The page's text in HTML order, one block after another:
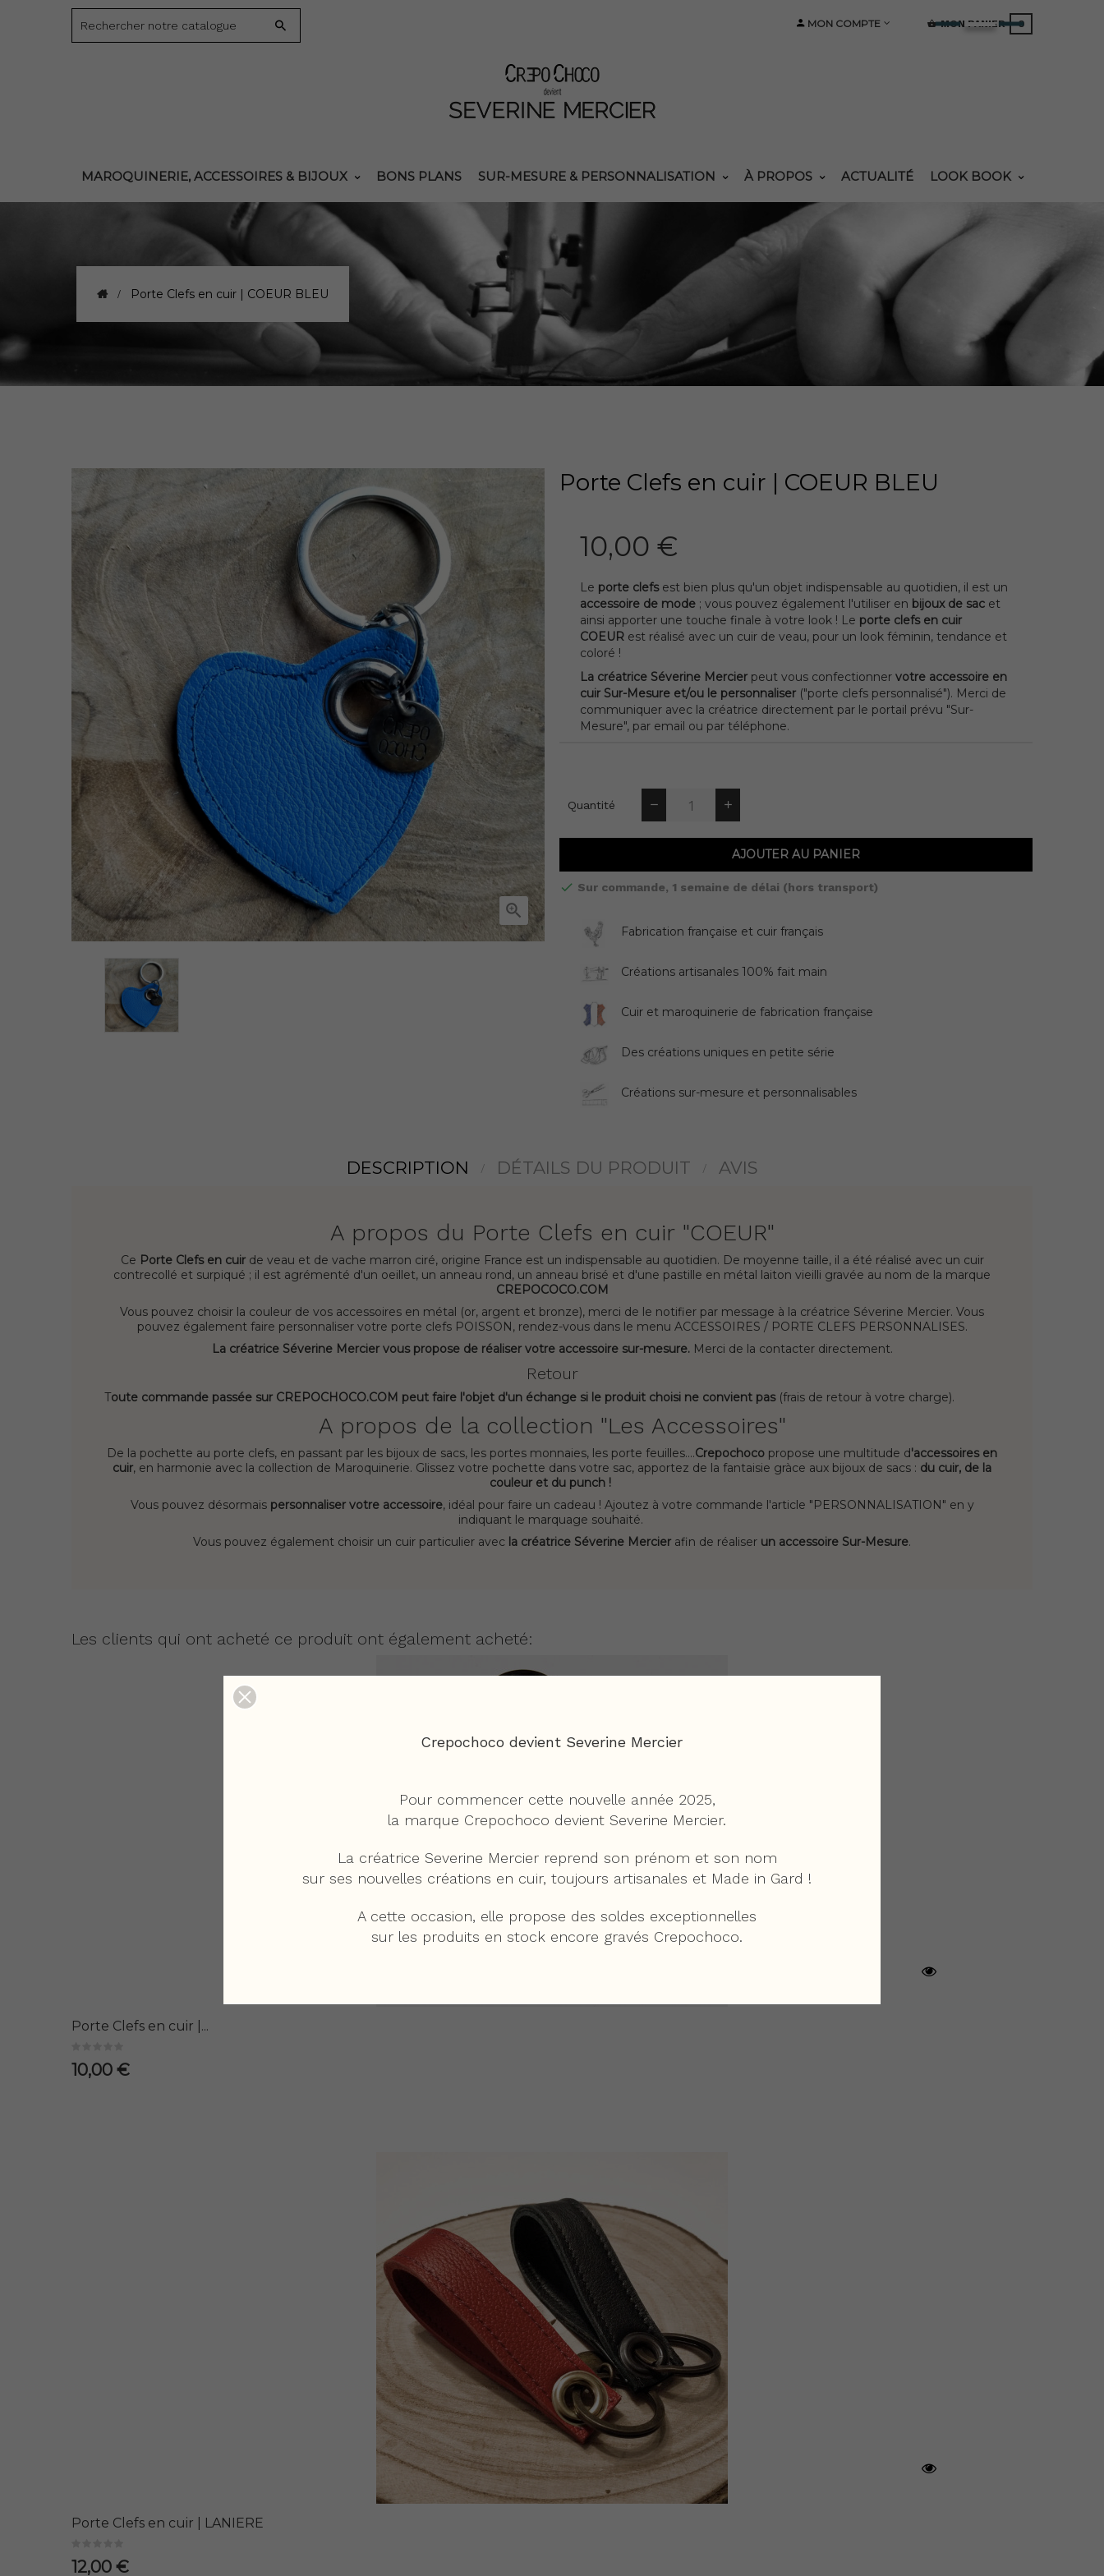
MON COMPTE MON PANIER 0
MAROQUINERIE, ACCESSOIRES & BIJOUX BONS PLANS SUR-MESURE & PERSONNALISATION À PROPOS ACTUALITÉ LOOK BOOK
Porte Clefs en cuir | COEUR BLEU

Porte Clefs en cuir | COEUR BLEU
10,00 €
Le porte clefsest bien plus qu'un objet indispensable au quotidien, il est un
accessoire de mode ; vous pouvez également l'utiliser en bijoux de sac et
ainsi apporter une touche finale à votre look ! Le porte clefs en cuir
COEUR est réalisé avec un cuir de veau, pour un look féminin, tendance et
coloré !
La créatrice Séverine Mercier peut vous confectionner votre accessoire en
cuir Sur-Mesure et/ou le personnaliser ("porte clefs personnalisé"). Merci de
communiquer avec la créatrice directement par le portail prévu "Sur-
Mesure", par email ou par téléphone.
Quantité
AJOUTER AU PANIER
Sur commande, 1 semaine de délai (hors transport)
Fabrication française et cuir français
Créations artisanales 100% fait main
Cuir et maroquinerie de fabrication française
Des créations uniques en petite série
Créations sur-mesure et personnalisables
DESCRIPTION DÉTAILS DU PRODUIT AVIS
A propos du Porte Clefs en cuir "COEUR"
Ce Porte Clefs en cuirde veau et de vache marron ciré, origine France est un indispensable au quotidien. De moyenne taille, il a été réalisé avec un cuir
contrecollé et surpiqué ; il est agrémenté d'un oeillet, un anneau rond, un anneau brisé et d'une pastille en métal laiton vieilli gravée au nom de la marque
CREPOCOCO.COM
Vous pouvez choisir la couleur de vos accessoires en métal (or, argent et bronze), merci de le notifier par message à la créatrice Séverine Mercier. Vous
pouvez également faire personnaliser votre porte clefs POISSON, rendez-vous dans le menu ACCESSOIRES / PORTE CLEFS PERSONNALISES.
La créatrice Séverine Mercier vous propose de réaliser votre accessoire sur-mesure. Merci de la contacter directement.
Retour
Toute commande passée sur CREPOCHOCO.COM peut faire l'objet d'un échange si le produit choisi ne convient pas(frais de retour à votre charge).
A propos de la collection "Les Accessoires"
De la pochette au porte clefs, en passant par les bijoux de sacs, les portes monnaies, les porte feuilles....Crepochoco propose une multitude d'accessoires en
cuir, en harmonie avec la collection de Maroquinerie. Glissez votre pochette dans votre sac, apportez de la fantaisie gràce aux bijoux de sacs : du cuir, de la
couleur et du punch !
Vous pouvez désormais personnaliser votre accessoire, idéal pour faire un cadeau ! Ajoutez à votre commande l'article "PERSONNALISATION" en y
indiquant le marquage souhaité.
Vous pouvez également choisir un cuir particulier avec la créatrice Séverine Mercier afin de réaliser un accessoire Sur-Mesure.
Les clients qui ont acheté ce produit ont également acheté:
Porte Clefs en cuir |...
10,00 €
Porte Clefs en cuir | LANIERE
12,00 €
Crepochoco devient Severine Mercier
Pour commencer cette nouvelle année 2025,
la marque Crepochoco devient Severine Mercier.
La créatrice Severine Mercier reprend son prénom et son nom
sur ses nouvelles créations en cuir, toujours artisanales et Made in Gard !
A cette occasion, elle propose des soldes exceptionnelles
sur les produits en stock encore gravés Crepochoco.